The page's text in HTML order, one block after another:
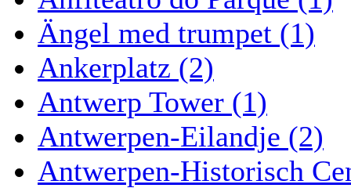
Ängel med trumpet (1)
Ankerplatz (2)
Antwerp Tower (1)
Antwerpen-Eilandje (2)
Antwerpen-Historisch